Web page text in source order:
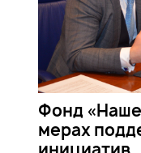
Фонд
мерах